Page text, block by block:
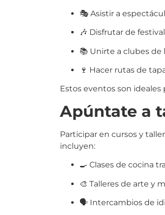
🎭 Asistir a
🎶 Disfrutar de
📚 Unirte a clubes de
🍷 Hacer rutas de
Estos eventos son
Apúntate a
Participar en cursos y
incluyen:
🍳 Clases de cocina
🎨 Talleres de arte y
🗣️ Intercambios de